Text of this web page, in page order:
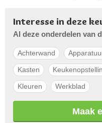
Interesse in deze
Al deze onderdelen van
Achterwand
Kasten
Kleuren Werkblad
Maak